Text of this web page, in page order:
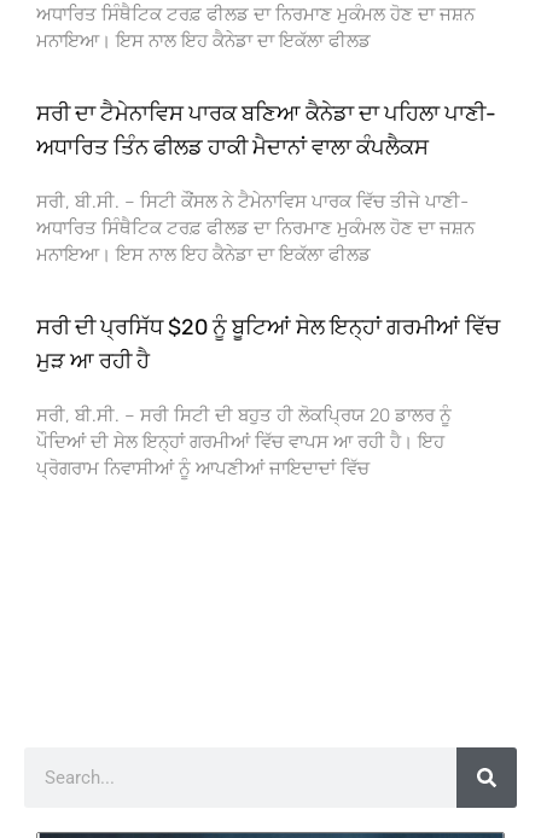
ਅਧਾਰਿਤ ਸਿੰਥੈਟਿਕ ਟਰਫ਼ ਫੀਲਡ ਦਾ ਨਿਰਮਾਣ ਮੁਕੰਮਲ ਹੋਣ ਦਾ ਜਸ਼ਨ
ਮਨਾਇਆ। ਇਸ ਨਾਲ ਇਹ ਕੈਨੇਡਾ ਦਾ ਇਕੱਲਾ ਫੀਲਡ
ਸਰੀ ਦਾ ਟੈਮੇਨਾਵਿਸ ਪਾਰਕ ਬਣਿਆ ਕੈਨੇਡਾ ਦਾ ਪਹਿਲਾ ਪਾਣੀ-
ਅਧਾਰਿਤ ਤਿੰਨ ਫੀਲਡ ਹਾਕੀ ਮੈਦਾਨਾਂ ਵਾਲਾ ਕੰਪਲੈਕਸ
ਸਰੀ, ਬੀ.ਸੀ. – ਸਿਟੀ ਕੌਂਸਲ ਨੇ ਟੈਮੇਨਾਵਿਸ ਪਾਰਕ ਵਿੱਚ ਤੀਜੇ ਪਾਣੀ-
ਅਧਾਰਿਤ ਸਿੰਥੈਟਿਕ ਟਰਫ਼ ਫੀਲਡ ਦਾ ਨਿਰਮਾਣ ਮੁਕੰਮਲ ਹੋਣ ਦਾ ਜਸ਼ਨ
ਮਨਾਇਆ। ਇਸ ਨਾਲ ਇਹ ਕੈਨੇਡਾ ਦਾ ਇਕੱਲਾ ਫੀਲਡ
ਸਰੀ ਦੀ ਪ੍ਰਸਿੱਧ $20 ਨੂੰ ਬੂਟਿਆਂ ਸੇਲ ਇਨ੍ਹਾਂ ਗਰਮੀਆਂ ਵਿੱਚ
ਮੁੜ ਆ ਰਹੀ ਹੈ
ਸਰੀ, ਬੀ.ਸੀ. – ਸਰੀ ਸਿਟੀ ਦੀ ਬਹੁਤ ਹੀ ਲੋਕਪ੍ਰਿਯ 20 ਡਾਲਰ ਨੂੰ
ਪੌਦਿਆਂ ਦੀ ਸੇਲ ਇਨ੍ਹਾਂ ਗਰਮੀਆਂ ਵਿੱਚ ਵਾਪਸ ਆ ਰਹੀ ਹੈ। ਇਹ
ਪ੍ਰੋਗਰਾਮ ਨਿਵਾਸੀਆਂ ਨੂੰ ਆਪਣੀਆਂ ਜਾਇਦਾਦਾਂ ਵਿੱਚ